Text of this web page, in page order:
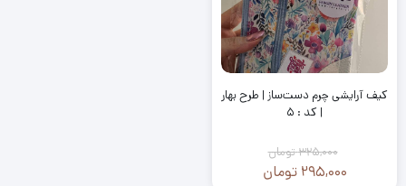
کیف آرایشی چرم دست‌ساز | طرح بهار
| کد : ۵
325,000تومان
295,000 تومان